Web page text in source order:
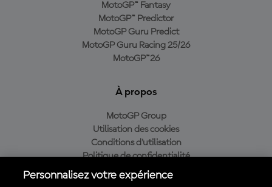
MotoGP™ Fantasy
MotoGP™ Predictor
MotoGP Guru Predict
MotoGP Guru Racing 25/26
MotoGP™26
À propos
MotoGP Group
Utilisation des cookies
Conditions d'utilisation
Politique de confidentialité
Politique d’achat
Personnalisez votre expérience